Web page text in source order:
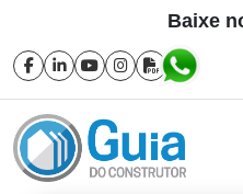
Baixe